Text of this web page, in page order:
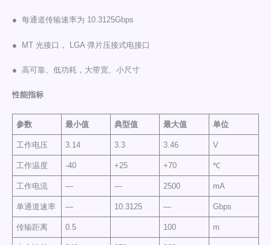
● 每通道传输速率为 10.3125Gbps
● MT 光接口， LGA 弹片压接式电接口
● 高可靠、低功耗，大带宽、小尺寸
性能指标
参数 最小值 典型值 最大值 单位
工作电压 3.14 3.3 3.46 V
工作温度 -40 +25 +70 ℃
工作电流 — — 2500 mA
单通道速率 — 10.3125 — Gbps
传输距离 0.5 100 m